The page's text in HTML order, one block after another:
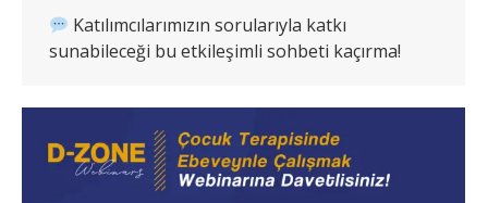
Katılımcılarımızın sorularıyla katkı
sunabileceği bu etkileşimli sohbeti kaçırma!